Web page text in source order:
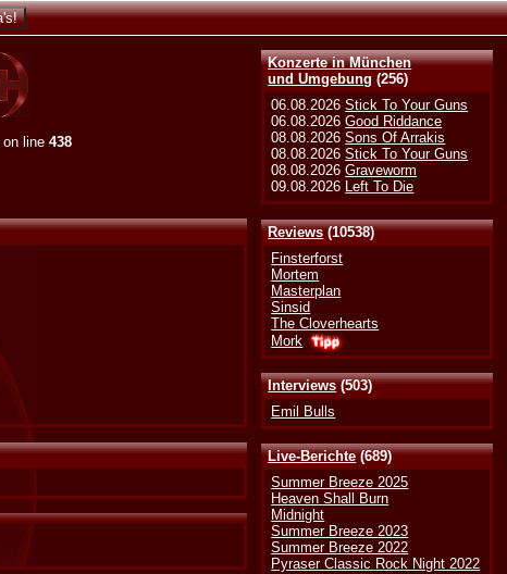
Konzerte in München
und Umgebung (256)
06.08.2026Stick To Your Guns
06.08.2026Good Riddance
08.08.2026Sons Of Arrakis
08.08.2026Stick To Your Guns
08.08.2026Graveworm
09.08.2026 Left To Die
Reviews(10538)
Finsterforst
Mortem
Masterplan
Sinsid
The Cloverhearts
Mork
Interviews(503)
Emil Bulls
Live-Berichte(689)
Summer Breeze 2025
Heaven Shall Burn
Midnight
Summer Breeze 2023
Summer Breeze 2022
Pyraser Classic Rock Night 2022
on line438